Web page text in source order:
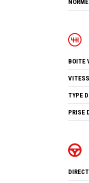
BOITE
TYPE
PRISE